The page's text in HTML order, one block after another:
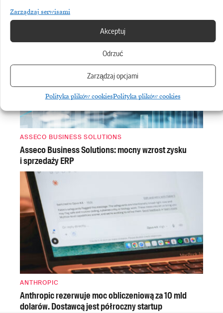
Zarządzaj serwisami
Akceptuj
Odrzuć
Zarządzaj opcjami
Polityka plików cookiesPolityka plików cookies
ASSECO BUSINESS SOLUTIONS
Asseco Business Solutions: mocny wzrost zysku
i sprzedaży ERP
ANTHROPIC
Anthropic rezerwuje moc obliczeniową za 10 mld
dolarów. Dostawcą jest półroczny startup